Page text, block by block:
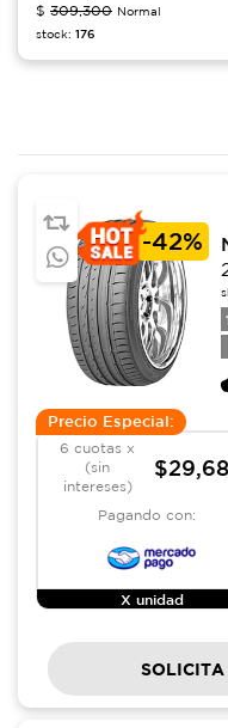
$ 309,300 Normal
stock: 176
-42%
Precio Especial:
6 cuotas x
(sin
intereses)
Pagando con:
X unidad